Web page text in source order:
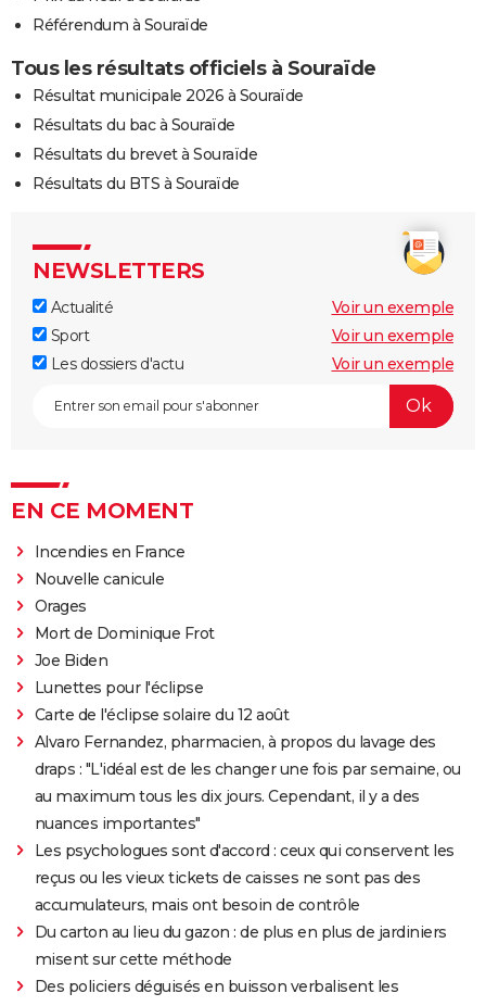
Référendum à Souraïde
Tous les résultats officiels à Souraïde
Résultat municipale 2026 à Souraïde
Résultats du bac à Souraïde
Résultats du brevet à Souraïde
Résultats du BTS à Souraïde
NEWSLETTERS
Actualité
Voir un exemple
Sport
Voir un exemple
Les dossiers d'actu
Voir un exemple
EN CE MOMENT
Incendies en France
Nouvelle canicule
Orages
Mort de Dominique Frot
Joe Biden
Lunettes pour l'éclipse
Carte de l'éclipse solaire du 12 août
Alvaro Fernandez, pharmacien, à propos du lavage des
draps : "L'idéal est de les changer une fois par semaine, ou
au maximum tous les dix jours. Cependant, il y a des
nuances importantes"
Les psychologues sont d'accord : ceux qui conservent les
reçus ou les vieux tickets de caisses ne sont pas des
accumulateurs, mais ont besoin de contrôle
Du carton au lieu du gazon : de plus en plus de jardiniers
misent sur cette méthode
Des policiers déguisés en buisson verbalisent les